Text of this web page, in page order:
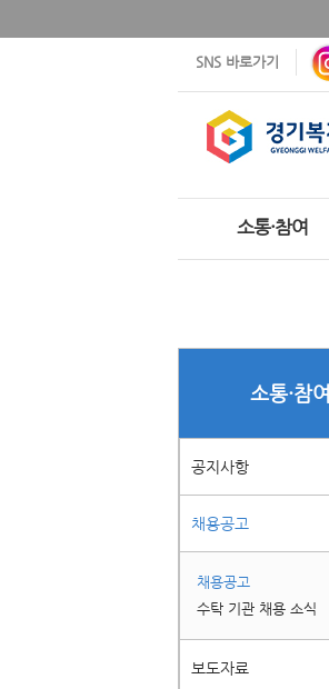
SNS 바로가기
소통·참여
소통·참여
공지사항
채용공고
채용공고
수탁 기관 채용 소식
보도자료